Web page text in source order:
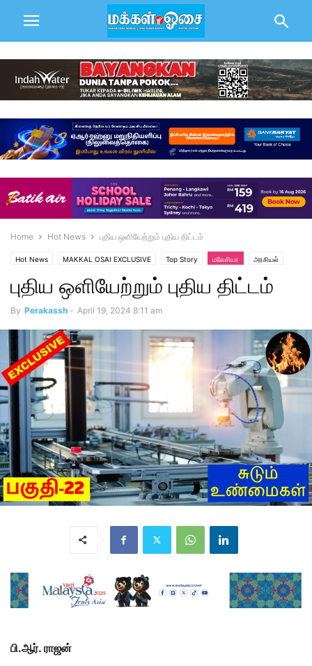
Home Hot News புதிய ஒளியேற்றும் புதிய திட்டம்
Hot News MAKKAL OSAI EXCLUSIVE Top Story மலேசியா அரசியல்
புதிய ஒளியேற்றும் புதிய திட்டம்
By Perakassh - April 19, 2024 8:11 am
பி.ஆர். ராஜன்